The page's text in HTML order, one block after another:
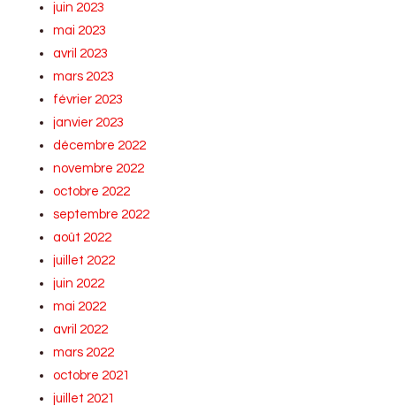
juin 2023
mai 2023
avril 2023
mars 2023
février 2023
janvier 2023
décembre 2022
novembre 2022
octobre 2022
septembre 2022
août 2022
juillet 2022
juin 2022
mai 2022
avril 2022
mars 2022
octobre 2021
juillet 2021